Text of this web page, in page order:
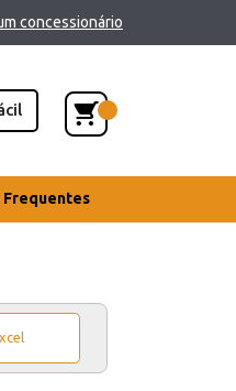
concessionário
Frequentes